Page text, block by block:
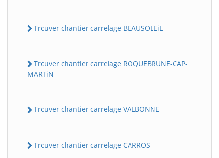
Trouver chantier carrelage BEAUSOLEiL
Trouver chantier carrelage ROQUEBRUNE-CAP-
MARTiN
Trouver chantier carrelage VALBONNE
Trouver chantier carrelage CARROS